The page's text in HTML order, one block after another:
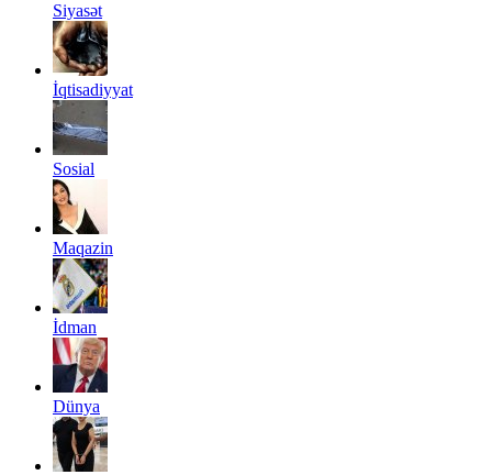
Siyasət
İqtisadiyyat
Sosial
Maqazin
İdman
Dünya